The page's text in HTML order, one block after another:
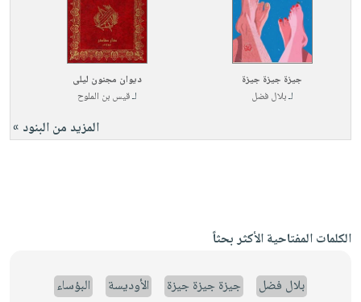
جيزة جيزة جيزة
لـبلال فضل
ديوان مجنون ليلى
لـقيس بن الملوح
المزيد من البنود »
الكلمات المفتاحية الأكثر بحثاً
بلال فضل جيزة جيزة جيزة الأوديسة البؤساء